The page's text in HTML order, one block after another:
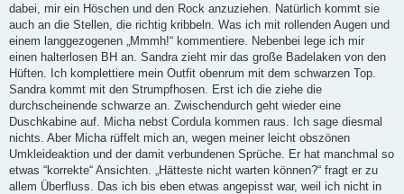
dabei, mir ein Höschen und den Rock anzuziehen. Natürlich kommt sie
auch an die Stellen, die richtig kribbeln. Was ich mit rollenden Augen und
einem langgezogenen „Mmmh!“ kommentiere. Nebenbei lege ich mir
einen halterlosen BH an. Sandra zieht mir das große Badelaken von den
Hüften. Ich komplettiere mein Outfit obenrum mit dem schwarzen Top.
Sandra kommt mit den Strumpfhosen. Erst ich die ziehe die
durchscheinende schwarze an. Zwischendurch geht wieder eine
Duschkabine auf. Micha nebst Cordula kommen raus. Ich sage diesmal
nichts. Aber Micha rüffelt mich an, wegen meiner leicht obszönen
Umkleideaktion und der damit verbundenen Sprüche. Er hat manchmal so
etwas “korrekte“ Ansichten. „Hätteste nicht warten können?“ fragt er zu
allem Überfluss. Das ich bis eben etwas angepisst war, weil ich nicht in